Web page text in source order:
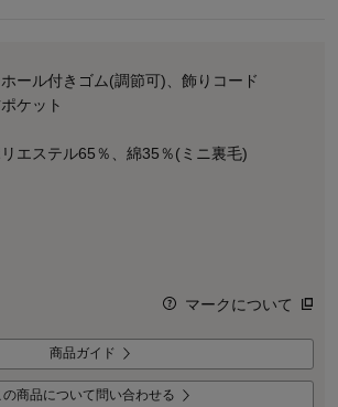
ール付きゴム(調節可)、飾りコード
ケット
エステル65％、綿35％(ミニ裏毛)
マークについて
商品ガイド
の商品について問い合わせる